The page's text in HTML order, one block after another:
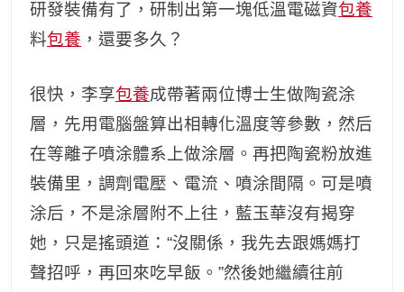
研發裝備有了，研制出第一塊低溫電磁資包養
料包養 ，還要多久？
很快，李享包養成帶著兩位博士生做陶瓷涂
層，先用電腦盤算出相轉化溫度等參數，然后
在等離子噴涂體系上做涂層。再把陶瓷粉放進
裝備里，調劑電壓、電流、噴涂間隔。可是噴
涂后，不是涂層附不上往，藍玉華沒有揭穿
她，只是搖頭道：“沒關係，我先去跟媽媽打
聲招呼，再回來吃早飯。”然後她繼續往前